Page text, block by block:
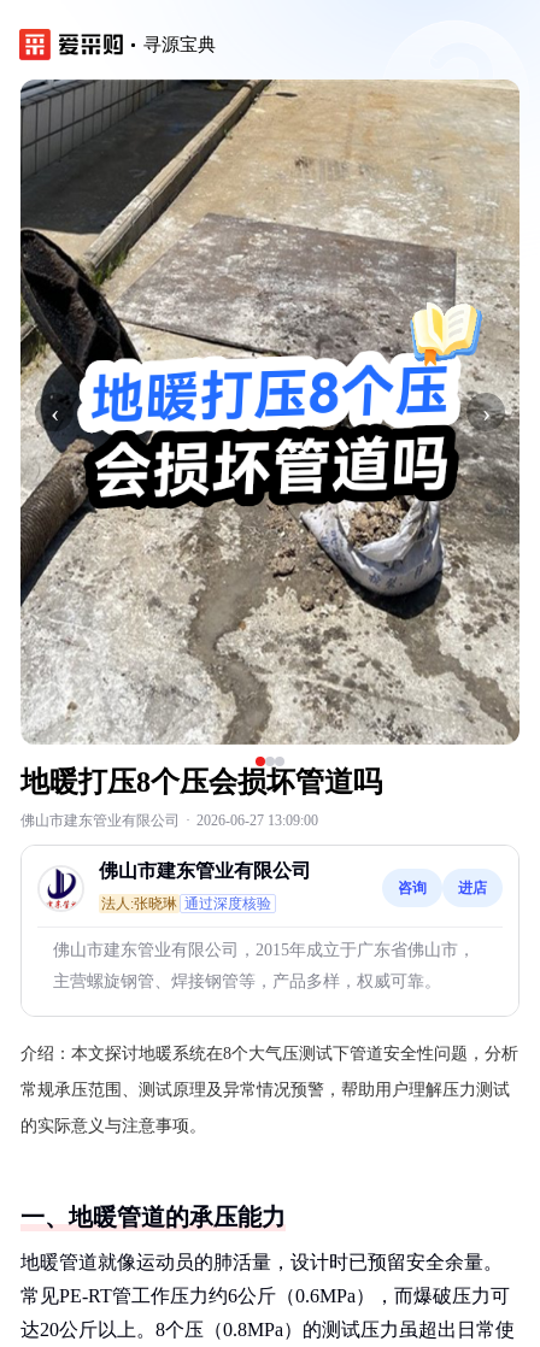
寻源宝典
‹ ›
地暖打压8个压会损坏管道吗
佛山市建东管业有限公司 · 2026-06-27 13:09:00
佛山市建东管业有限公司
法人:张晓琳 通过深度核验
咨询 进店
佛山市建东管业有限公司，2015年成立于广东省佛山市，
主营螺旋钢管、焊接钢管等，产品多样，权威可靠。
介绍： 本文探讨地暖系统在8个大气压测试下管道安全性问题，分析
常规承压范围、测试原理及异常情况预警，帮助用户理解压力测试
的实际意义与注意事项。
一、地暖管道的承压能力
地暖管道就像运动员的肺活量，设计时已预留安全余量。
常见PE-RT管工作压力约6公斤（0.6MPa），而爆破压力可
达20公斤以上。8个压（0.8MPa）的测试压力虽超出日常使